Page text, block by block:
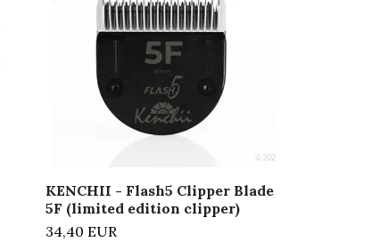
KENCHII - Flash5 Clipper Blade
5F (limited edition clipper)
34,40 EUR